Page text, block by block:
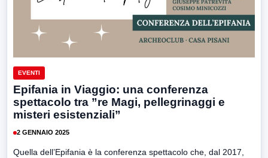
EVENTI
Epifania in Viaggio: una conferenza
spettacolo tra ”re Magi, pellegrinaggi e
misteri esistenziali”
2 GENNAIO 2025
Quella dell’Epifania è la conferenza spettacolo che, dal 2017,